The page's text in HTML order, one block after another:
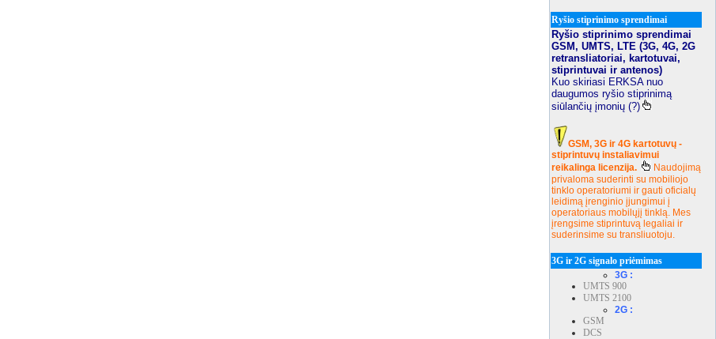
Ryšio stiprinimo sprendimai
Ryšio stiprinimo sprendimai
GSM, UMTS, LTE (3G, 4G, 2G
retransliatoriai, kartotuvai,
stiprintuvai ir antenos)
Kuo skiriasi ERKSA nuo
daugumos ryšio stiprinimą
siūlančių įmonių (?)
GSM, 3G ir 4G kartotuvų -
stiprintuvų instaliavimui
reikalinga licenzija.
Naudojimą
privaloma suderinti su mobiliojo
tinklo operatoriumi ir gauti oficialų
leidimą įrenginio įjungimui į
operatoriaus mobilųjį tinklą. Mes
įrengsime stiprintuvą legaliai ir
suderinsime su transliuotoju.
3G ir 2G signalo priėmimas
3G :
UMTS 900
UMTS 2100
2G :
GSM
DCS